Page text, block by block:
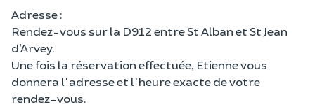
Adresse :
Rendez-vous sur la D912 entre St Alban et St Jean
d’Arvey.
Une fois la réservation effectuée, Etienne vous
donnera l'adresse et l'heure exacte de votre
rendez-vous.